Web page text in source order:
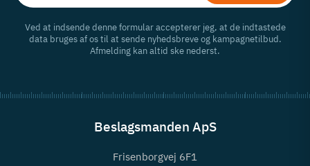
Ved at indsende denne formular accepterer jeg, at de indtastede
data bruges af os til at sende nyhedsbreve og kampagnetilbud.
Afmelding kan altid ske nederst.
Beslagsmanden ApS
Frisenborgvej 6F1